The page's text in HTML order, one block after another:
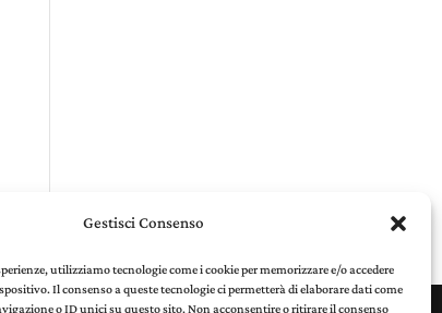
Gestisci Consenso
utilizziamo tecnologie come i cookie per memorizzare e/o accedere
Il consenso a queste tecnologie ci permetterà di elaborare dati come
o ID unici su questo sito. Non acconsentire o ritirare il consenso